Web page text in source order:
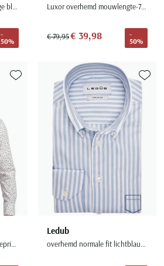
overhemd korte mouw beige blauw geruit borstzak
-
50%
Luxor overhemd mouwlengte-7 wit
€ 79,95€ 39,98
-
50%
overhemd normale fit wit geprint wide spread boord
Toevoegen aan favorieten
Ledub
overhemd normale fit lichtblauw gestreept katoen